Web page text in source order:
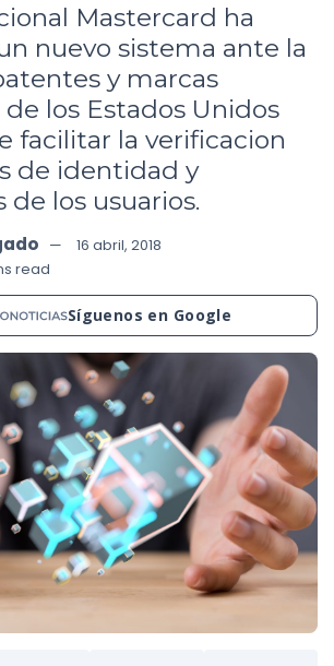
Mastercard ha
nuevo sistema ante la
y marcas
los Estados Unidos
facilitar la verificacion
de identidad y
de los usuarios.
16 abril, 2018
read
Síguenos en Google